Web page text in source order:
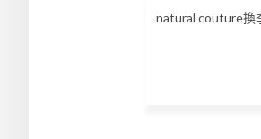
natural couture換